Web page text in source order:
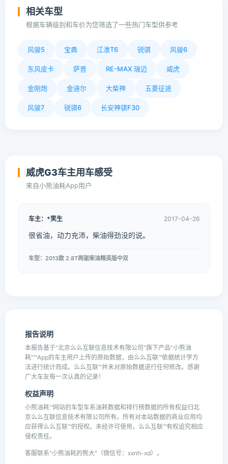
相关车型
根据车辆级别和车价为您筛选了一些热门车型供参考
风骏5 宝典 江淮T6 锐骐 风骏6
东风皮卡 萨普 RE-MAX 瑞迈 威虎
金刚炮 金迪尔 大柴神 五菱征途
风骏7 锐骐6 长安神骐F30
威虎G3车主用车感受
来自小熊油耗App用户
车主：*笑生 2017-04-26
很省油，动力充沛，柴油得劲没的说。
车型：2013款 2.8T两驱柴油精英版中双
报告说明
本报告基于"北京么么互联信息技术有限公司"旗下产品"小熊油
耗"™App的车主用户上传的原始数据，由么么互联™依据统计学方
法进行统计而成。么么互联™并未对原始数据进行任何修改。感谢
广大车友每一次认真的记录！
权益声明
小熊油耗™网站的车型车系油耗数据和排行榜数据的所有权益归北
京么么互联信息技术有限公司所有。所有对本站数据的商业应用均
应获得么么互联™的授权。未经许可使用，么么互联™有权追究相应
侵权责任。
客服联系"小熊油耗的熊大"（微信号：xxnh-xd）。